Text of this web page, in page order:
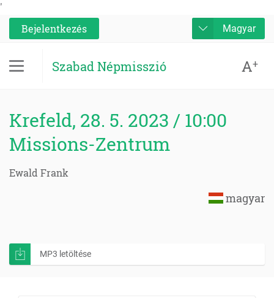
'
Bejelentkezés
Magyar
Szabad Népmisszió A+
Krefeld, 28. 5. 2023 / 10:00
Missions-Zentrum
Ewald Frank
magyar
MP3 letöltése